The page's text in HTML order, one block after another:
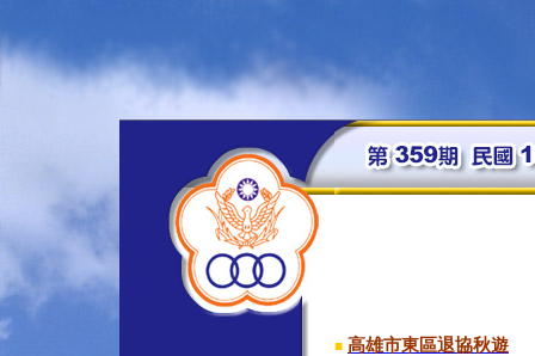
■ 高雄市東區退協秋遊